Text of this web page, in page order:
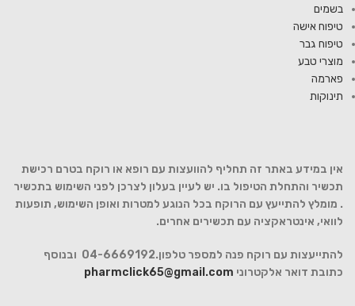
בשמים
טיפוח אישה
טיפוח גבר
מוצרי טבע
פארמה
תינוקות
אין במידע באתר זה תחליף להוועצות עם רופא או רוקח בטרם רכישת
תכשיר והתחלת הטיפול בו. יש לעיין בעלון לצרכן לפני השימוש בתכשיר
. מומלץ להתייעץ עם הרוקח בכל הנוגע למטרות ואופן השימוש, תופעות
לוואי, אינטראקציה עם תכשירים אחרים.
להתייעצות עם רוקח פנה למספר טלפון.04-6669192 ובנוסף
כתובת דואר אלקטרוני pharmclick65@gmail.com